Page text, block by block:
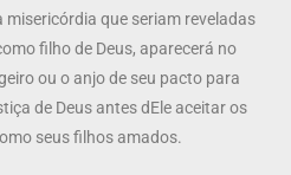
misericórdia que seriam reveladas
filho de Deus, aparecerá no
ou o anjo de seu pacto para
de Deus antes dEle aceitar os
seus filhos amados.